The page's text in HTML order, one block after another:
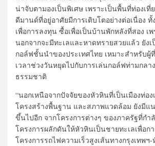
น่าจับตามองเป็นพิเศษ เพราะเป็นพื้นที่ท่องเ
ดีมานด์ที่อยู่อาศัยมีการเติบโตอย่างต่อเนื่อง ทั้
เพื่อการลงทุน ซื้อเพื่อเป็นบ้านพักหลังที่สอง เ
นอกจากจะมีทะเลและหาดทรายสวยแล้ว ยัง
กอล์ฟชั้นนำของประเทศไทย เหมาะสำหรับ
เวลาช่วงวันหยุดไปกับการเล่นกอล์ฟท่ามกลา
ธรรมชาติ
“นอกเหนือจากปัจจัยของหัวหินที่เป็นเมืองท่อ
โครงสร้างพื้นฐาน และสภาพแวดล้อม ยังมีแ
ขึ้นไปอีก จากโครงการต่างๆ ของภาครัฐที่ก
โครงการผลักดันให้หัวหินเป็นชายทะเลเพื่อก
โครงการรถไฟความเร็วสูงเส้นทางกรุงเทพฯ